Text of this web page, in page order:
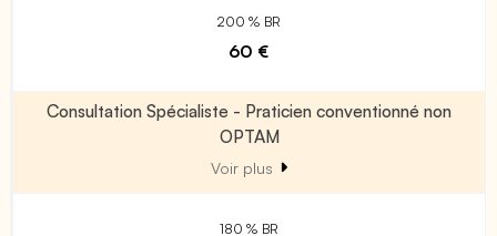
200 % BR
60 €
Consultation Spécialiste - Praticien conventionné non
OPTAM
Voir plus
180 % BR